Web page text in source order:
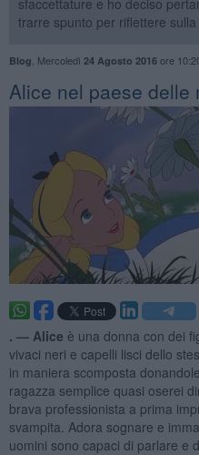
trarre spunto per riflettere sulla
Blog Mercoledì 24 Agosto 2016ore
Alice nel paese delle
. — Alice è una donna con dei
vivaci neri e capelli lisci dello
in maniera scomposta
ragazza semplice quasi oserei
brava professionista a prima
svampita. Adora sognare e
uomini sono capaci di parlare e